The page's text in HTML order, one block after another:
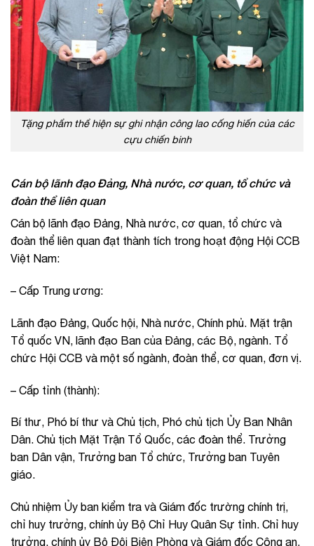
Tặng phẩm thể hiện sự ghi nhận công lao cống hiến của các
cựu chiến binh
Cán bộ lãnh đạo Đảng, Nhà nước, cơ quan, tổ chức và
đoàn thể liên quan
Cán bộ lãnh đạo Đảng, Nhà nước, cơ quan, tổ chức và
đoàn thể liên quan đạt thành tích trong hoạt động Hội CCB
Việt Nam:
– Cấp Trung ương:
Lãnh đạo Đảng, Quốc hội, Nhà nước, Chính phủ. Mặt trận
Tổ quốc VN, lãnh đạo Ban của Đảng, các Bộ, ngành. Tổ
chức Hội CCB và một số ngành, đoàn thể, cơ quan, đơn vị.
– Cấp tỉnh (thành):
Bí thư, Phó bí thư và Chủ tịch, Phó chủ tịch Ủy Ban Nhân
Dân. Chủ tịch Mặt Trận Tổ Quốc, các đoàn thể. Trưởng
ban Dân vận, Trưởng ban Tổ chức, Trưởng ban Tuyên
giáo.
Chủ nhiệm Ủy ban kiểm tra và Giám đốc trường chính trị,
chỉ huy trưởng, chính ủy Bộ Chỉ Huy Quân Sự tỉnh. Chỉ huy
trưởng, chính ủy Bộ Đội Biên Phòng và Giám đốc Công an,